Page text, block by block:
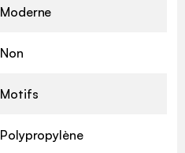
Moderne
Non
Motifs
Polypropylène